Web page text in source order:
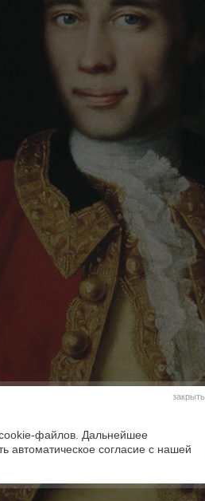
закрыть
файлов. Дальнейшее
автоматическое согласие с нашей